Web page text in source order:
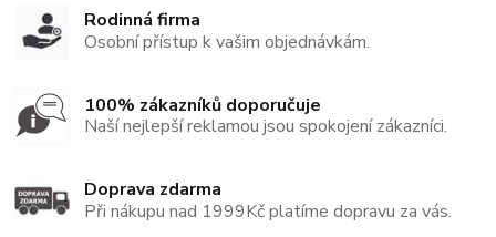
Rodinná firma
Osobní přístup k vašim objednávkám.
100% zákazníků doporučuje
Naší nejlepší reklamou jsou spokojení zákazníci.
Doprava zdarma
Při nákupu nad 1999Kč platíme dopravu za vás.